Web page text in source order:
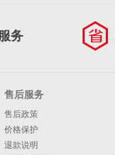
务
售后服务
售后政策
价格保护
退款说明